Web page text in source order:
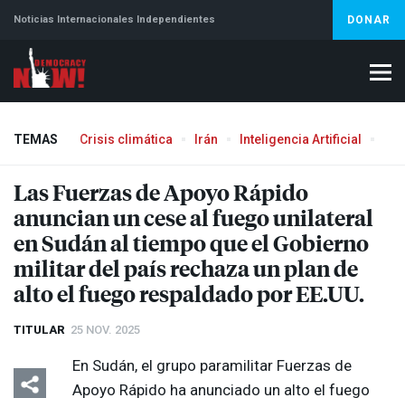
Noticias Internacionales Independientes DONAR
TEMAS Crisis climática Irán Inteligencia Artificial
Las Fuerzas de Apoyo Rápido
anuncian un cese al fuego unilateral
en Sudán al tiempo que el Gobierno
militar del país rechaza un plan de
alto el fuego respaldado por EE.UU.
TITULAR 25 NOV. 2025
En Sudán, el grupo paramilitar Fuerzas de
Apoyo Rápido ha anunciado un alto el fuego